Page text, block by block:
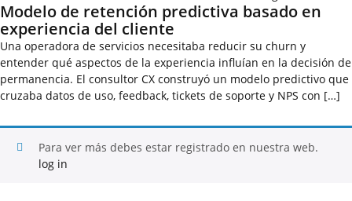
Modelo de retención predictiva basado en
experiencia del cliente
Una operadora de servicios necesitaba reducir su churn y
entender qué aspectos de la experiencia influían en la decisión de
permanencia. El consultor CX construyó un modelo predictivo que
cruzaba datos de uso, feedback, tickets de soporte y NPS con […]
Para ver más debes estar registrado en nuestra web.
log in